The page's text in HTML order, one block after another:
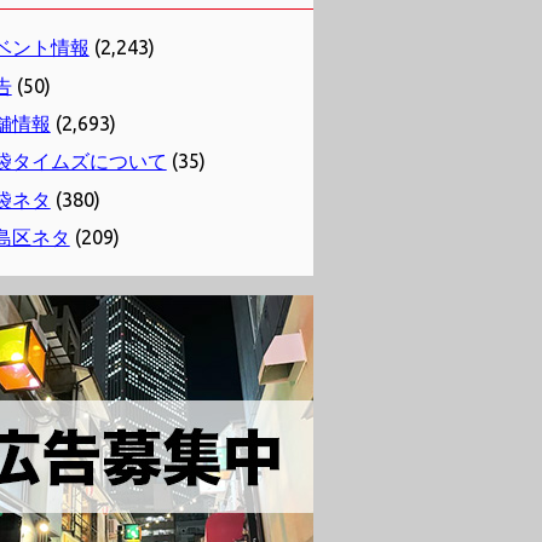
ント情報 (2,243)
(50)
情報 (2,693)
タイムズについて (35)
ネタ (380)
区ネタ (209)